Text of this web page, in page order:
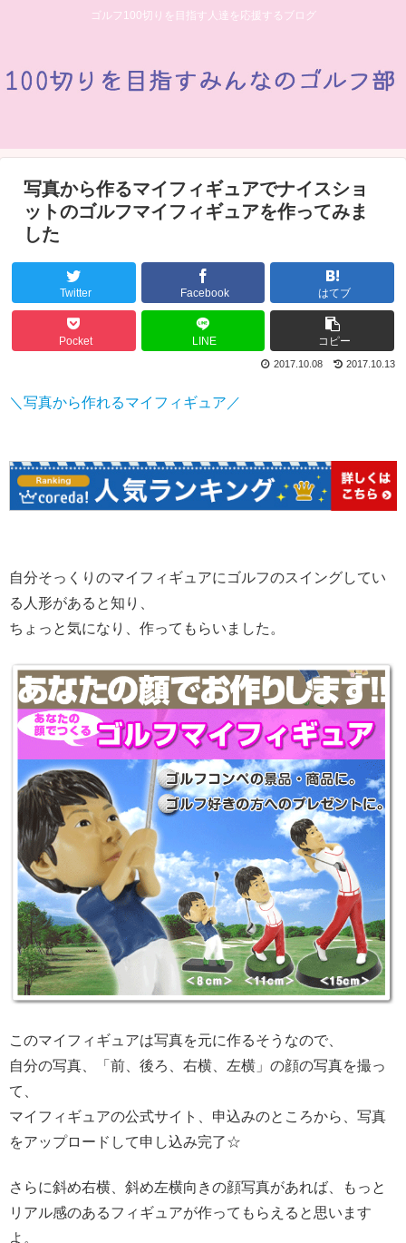
ゴルフ100切りを目指す人達を応援するブログ
写真から作るマイフィギュアでナイスショ
ットのゴルフマイフィギュアを作ってみま
した
Twitter Facebook はてブ
Pocket LINE コピー
2017.10.13
2017.10.08
＼写真から作れるマイフィギュア／
自分そっくりのマイフィギュアにゴルフのスイングしてい
る人形があると知り、
ちょっと気になり、作ってもらいました。
このマイフィギュアは写真を元に作るそうなので、
自分の写真、「前、後ろ、右横、左横」の顔の写真を撮っ
て、
マイフィギュアの公式サイト、申込みのところから、写真
をアップロードして申し込み完了☆
さらに斜め右横、斜め左横向きの顔写真があれば、もっと
リアル感のあるフィギュアが作ってもらえると思います
よ。